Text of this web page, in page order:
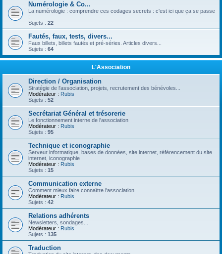
Numérologie & Co...
La numérologie : comprendre ces codages secrets : c'est ici que ça se passe
!
Sujets : 22
Fautés, faux, tests, divers...
Faux billets, billets fautés et pré-séries. Articles divers...
Sujets : 64
L'Association
Direction / Organisation
Stratégie de l'association, projets, recrutement des bénévoles...
Modérateur : Rubis
Sujets : 52
Secrétariat Général et trésorerie
Le fonctionnement interne de l'association
Modérateur : Rubis
Sujets : 95
Technique et iconographie
Serveur informatique, bases de données, site internet, référencement du site
internet, iconographie
Modérateur : Rubis
Sujets : 15
Communication externe
Comment mieux faire connaître l'association
Modérateur : Rubis
Sujets : 42
Relations adhérents
Newsletters, sondages...
Modérateur : Rubis
Sujets : 135
Traduction